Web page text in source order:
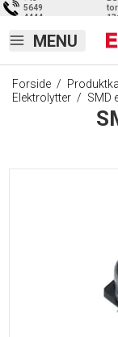
5649
4444
Forside /
Elektrolytter / SMD